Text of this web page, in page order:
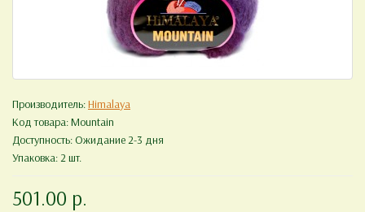
Производитель:Himalaya
Код товара:Mountain
Доступность: Ожидание 2-3 дня
Упаковка: 2 шт.
501.00 р.